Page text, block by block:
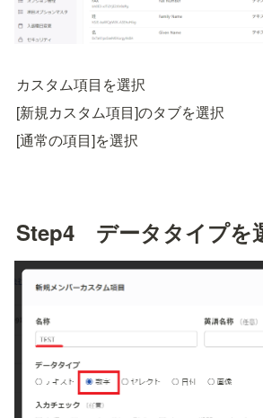
カスタム項目を選択
[新規カスタム項目]のタブを選択
[通常の項目]を選択
Step4　データタイプを